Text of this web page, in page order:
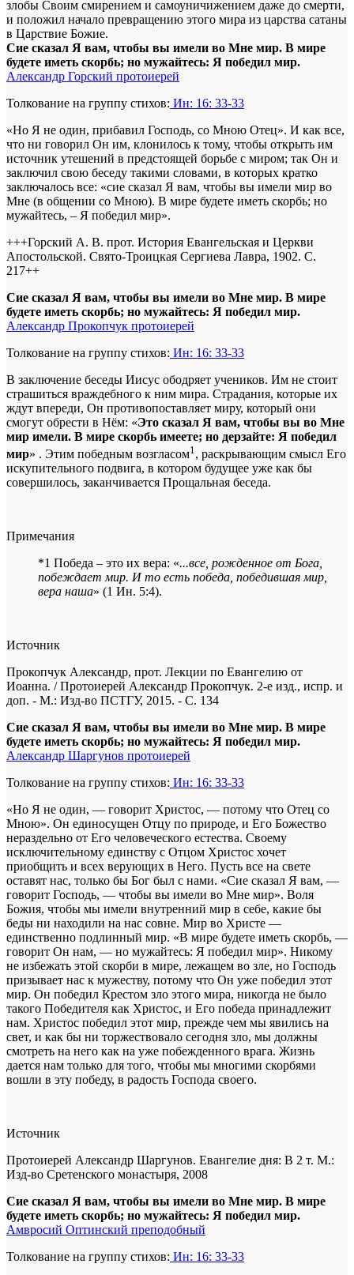
злобы Своим смирением и самоуничижением даже до смерти,
и положил начало превращению этого мира из царства сатаны
в Царствие Божие.
Сие сказал Я вам, чтобы вы имели во Мне мир. В мире
будете иметь скорбь; но мужайтесь: Я победил мир.
Александр Горский протоиерей
Толкование на группу стихов: Ин: 16: 33-33
«Но Я не один, прибавил Господь, со Мною Отец». И как все,
что ни говорил Он им, клонилось к тому, чтобы открыть им
источник утешений в предстоящей борьбе с миром; так Он и
заключил свою беседу такими словами, в которых кратко
заключалось все: «сие сказал Я вам, чтобы вы имели мир во
Мне (в общении со Мною). В мире будете иметь скорбь; но
мужайтесь, – Я победил мир».
+++Горский А. В. прот. История Евангельская и Церкви
Апостольской. Свято-Троицкая Сергиева Лавра, 1902. С.
217++
Сие сказал Я вам, чтобы вы имели во Мне мир. В мире
будете иметь скорбь; но мужайтесь: Я победил мир.
Александр Прокопчук протоиерей
Толкование на группу стихов: Ин: 16: 33-33
В заключение беседы Иисус ободряет учеников. Им не стоит
страшиться враждебного к ним мира. Страдания, которые их
ждут впереди, Он противопоставляет миру, который они
смогут обрести в Нём: «Это сказал Я вам, чтобы вы во Мне
мир имели. В мире скорбь имеете; но дерзайте: Я победил
мир» . Этим победным возгласом1 , раскрывающим смысл Его
искупительного подвига, в котором будущее уже как бы
совершилось, заканчивается Прощальная беседа.
Примечания
*1 Победа – это их вера: «...все, рожденное от Бога,
побеждает мир. И то есть победа, победившая мир,
вера наша» (1 Ин. 5:4).
Источник
Прокопчук Александр, прот. Лекции по Евангелию от
Иоанна. / Протоиерей Александр Прокопчук. 2-е изд., испр. и
доп. - М.: Изд-во ПСТГУ, 2015. - С. 134
Сие сказал Я вам, чтобы вы имели во Мне мир. В мире
будете иметь скорбь; но мужайтесь: Я победил мир.
Александр Шаргунов протоиерей
Толкование на группу стихов: Ин: 16: 33-33
«Но Я не один, — говорит Христос, — потому что Отец со
Мною». Он единосущен Отцу по природе, и Его Божество
нераздельно от Его человеческого естества. Своему
исключительному единству с Отцом Христос хочет
приобщить и всех верующих в Него. Пусть все на свете
оставят нас, только бы Бог был с нами. «Сие сказал Я вам, —
говорит Господь, — чтобы вы имели во Мне мир». Воля
Божия, чтобы мы имели внутренний мир в себе, какие бы
беды ни находили на нас совне. Мир во Христе —
единственно подлинный мир. «В мире будете иметь скорбь, —
говорит Он нам, — но мужайтесь: Я победил мир». Никому
не избежать этой скорби в мире, лежащем во зле, но Господь
призывает нас к мужеству, потому что Он уже победил этот
мир. Он победил Крестом зло этого мира, никогда не было
такого Победителя как Христос, и Его победа принадлежит
нам. Христос победил этот мир, прежде чем мы явились на
свет, и как бы ни торжествовало сегодня зло, мы должны
смотреть на него как на уже побежденного врага. Жизнь
дается нам только для того, чтобы мы многими скорбями
вошли в эту победу, в радость Господа своего.
Источник
Протоиерей Александр Шаргунов. Евангелие дня: В 2 т. М.:
Изд-во Сретенского монастыря, 2008
Сие сказал Я вам, чтобы вы имели во Мне мир. В мире
будете иметь скорбь; но мужайтесь: Я победил мир.
Амвросий Оптинский преподобный
Толкование на группу стихов: Ин: 16: 33-33